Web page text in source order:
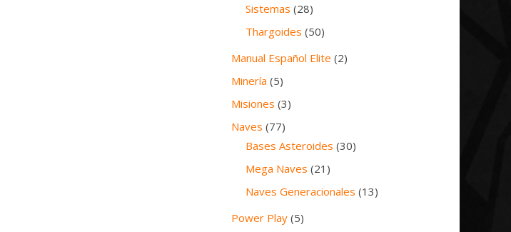
Sistemas (28)
Thargoides (50)
Manual Español Elite (2)
Minería (5)
Misiones (3)
Naves (77)
Bases Asteroides (30)
Mega Naves (21)
Naves Generacionales (13)
Power Play (5)